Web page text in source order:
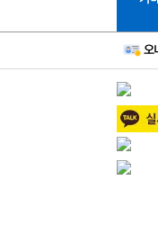
6등급
15등
16등
17등급
신규
주의
BAD